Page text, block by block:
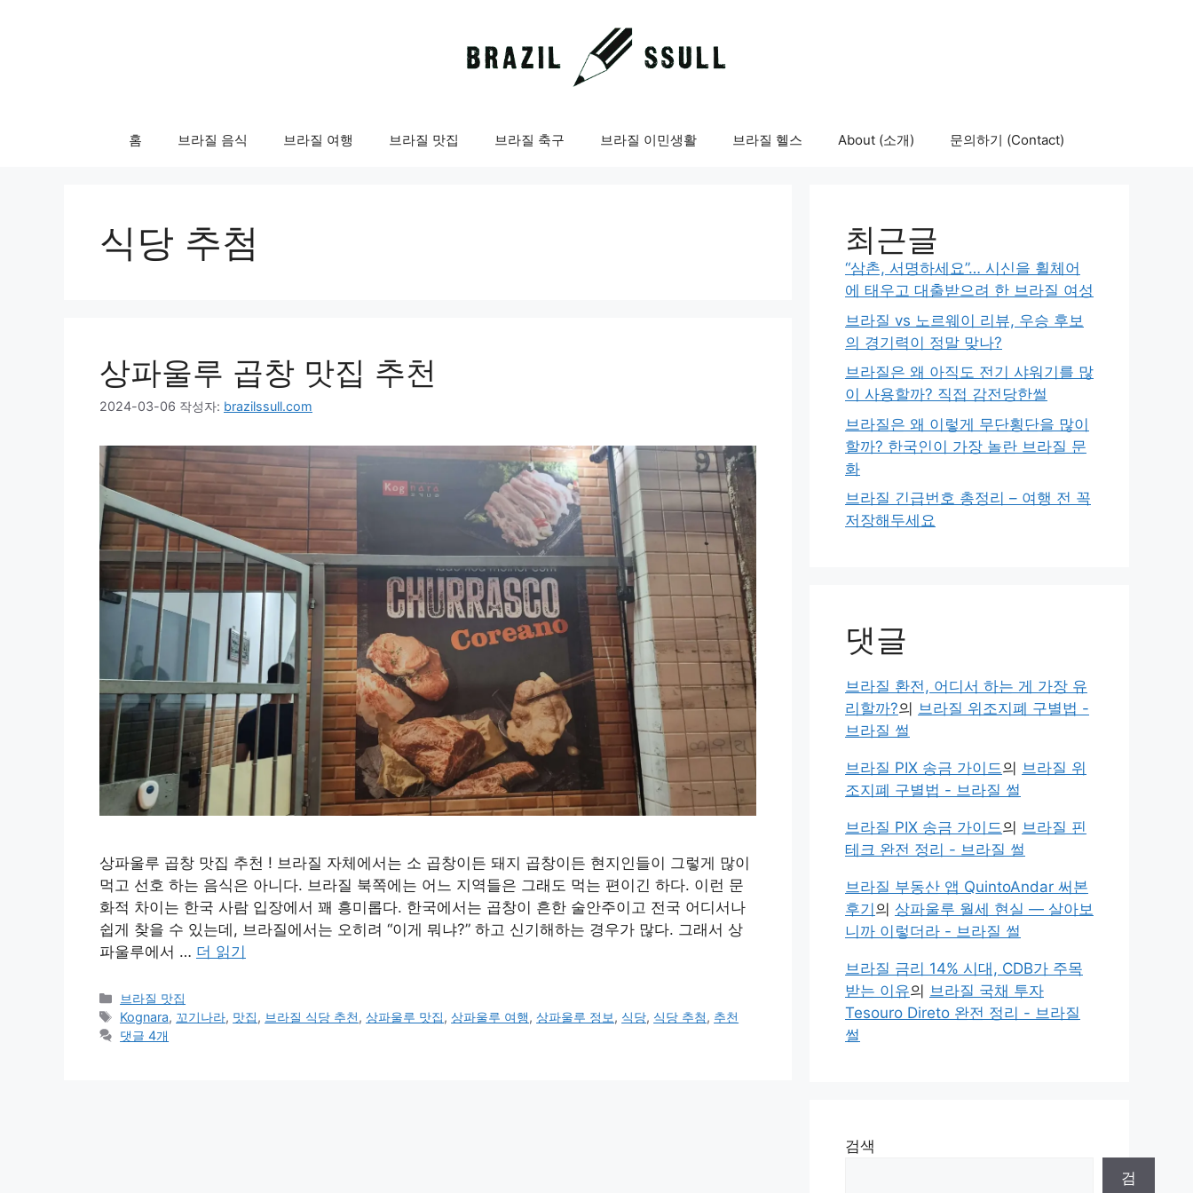
홈 브라질 음식 브라질 여행 브라질 맛집 브라질 축구 브라질 이민생활 브라질 헬스 About (소개) 문의하기 (Contact)
식당 추첨
상파울루 곱창 맛집 추천
2024-03-06 작성자: brazilssull.com
상파울루 곱창 맛집 추천 ! 브라질 자체에서는 소 곱창이든 돼지 곱창이든 현지인들이 그렇게 많이
먹고 선호 하는 음식은 아니다. 브라질 북쪽에는 어느 지역들은 그래도 먹는 편이긴 하다. 이런 문
화적 차이는 한국 사람 입장에서 꽤 흥미롭다. 한국에서는 곱창이 흔한 술안주이고 전국 어디서나
쉽게 찾을 수 있는데, 브라질에서는 오히려 “이게 뭐냐?” 하고 신기해하는 경우가 많다. 그래서 상
파울루에서 … 더 읽기
카
테
고
브라질 맛집
태
그
Kognara, 꼬기나라, 맛집, 브라질 식당 추천,상파울루 맛집,상파울루 여행,상파울루 정보, 식당, 식당 추첨, 추천
댓글 4개
최근글
“삼촌, 서명하세요”… 시신을 휠체어
에 태우고 대출받으려 한 브라질 여성
브라질 vs 노르웨이 리뷰, 우승 후보
의 경기력이 정말 맞나?
브라질은 왜 아직도 전기 샤워기를 많
이 사용할까? 직접 감전당한썰
브라질은 왜 이렇게 무단횡단을 많이
할까? 한국인이 가장 놀란 브라질 문
화
브라질 긴급번호 총정리 – 여행 전 꼭
저장해두세요
댓글
브라질 환전, 어디서 하는 게 가장 유
리할까?의 브라질 위조지폐 구별법 -
브라질 썰
브라질 PIX 송금 가이드의 브라질 위
조지폐 구별법 - 브라질 썰
브라질 PIX 송금 가이드의 브라질 핀
테크 완전 정리 - 브라질 썰
브라질 부동산 앱 QuintoAndar 써본
후기 의 상파울루 월세 현실 — 살아보
니까 이렇더라 - 브라질 썰
브라질 금리 14% 시대, CDB가 주목
받는 이유의 브라질 국채 투자
Tesouro Direto 완전 정리 - 브라질
썰
검색
검